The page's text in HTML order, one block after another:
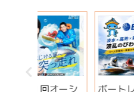
ボートレースびわこ